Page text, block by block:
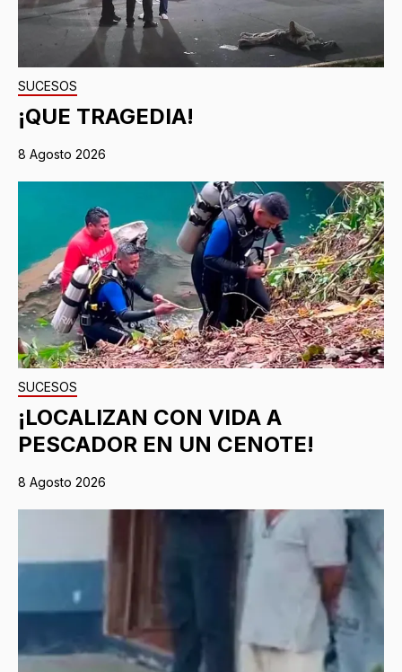
SUCESOS
¡QUE TRAGEDIA!
8 Agosto 2026
SUCESOS
¡LOCALIZAN CON VIDA A
PESCADOR EN UN CENOTE!
8 Agosto 2026